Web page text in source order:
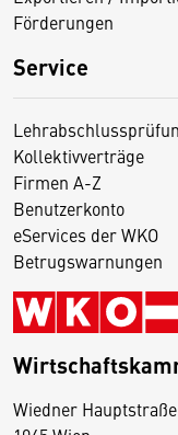
Förderungen
Service
Kollektivverträge
Firmen A-Z
Benutzerkonto
eServices der WKO
Betrugswarnungen
Wiedner
D